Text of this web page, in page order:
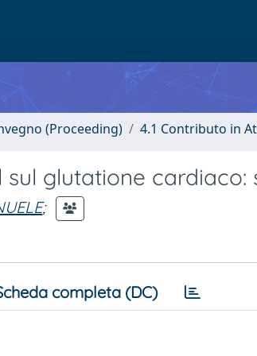
(Proceeding) 4.1 Contributo in
sul glutatione
;
completa (DC)